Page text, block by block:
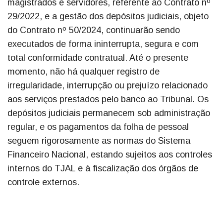
magistrados e servidores, referente ao Contrato nº
29/2022, e a gestão dos depósitos judiciais, objeto
do Contrato nº 50/2024, continuarão sendo
executados de forma ininterrupta, segura e com
total conformidade contratual. Até o presente
momento, não há qualquer registro de
irregularidade, interrupção ou prejuízo relacionado
aos serviços prestados pelo banco ao Tribunal. Os
depósitos judiciais permanecem sob administração
regular, e os pagamentos da folha de pessoal
seguem rigorosamente as normas do Sistema
Financeiro Nacional, estando sujeitos aos controles
internos do TJAL e à fiscalização dos órgãos de
controle externos.